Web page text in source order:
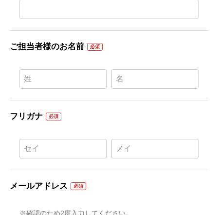
ご担当者様のお名前 必須
フリガナ 必須
メールアドレス 必須
※確認のため2度入力してください。